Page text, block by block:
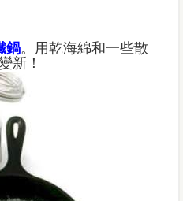
鍋。用乾海綿和一些散
新！